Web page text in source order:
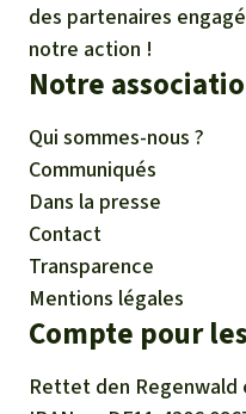
des partenaires
notre action !
Notre
Qui sommes-nous ?
Communiqués
Dans la presse
Contact
Transparence
Mentions légales
Compte pour
Rettet den Regenwald